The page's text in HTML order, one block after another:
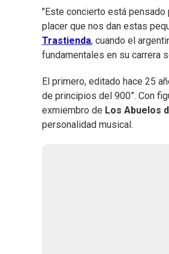
"Este concierto está pensado
placer que nos dan estas
Trastienda, cuando el
fundamentales en su carrera
El primero, editado hace 25
de principios del 900”. Con
exmiembro de Los Abuelos
personalidad musical.